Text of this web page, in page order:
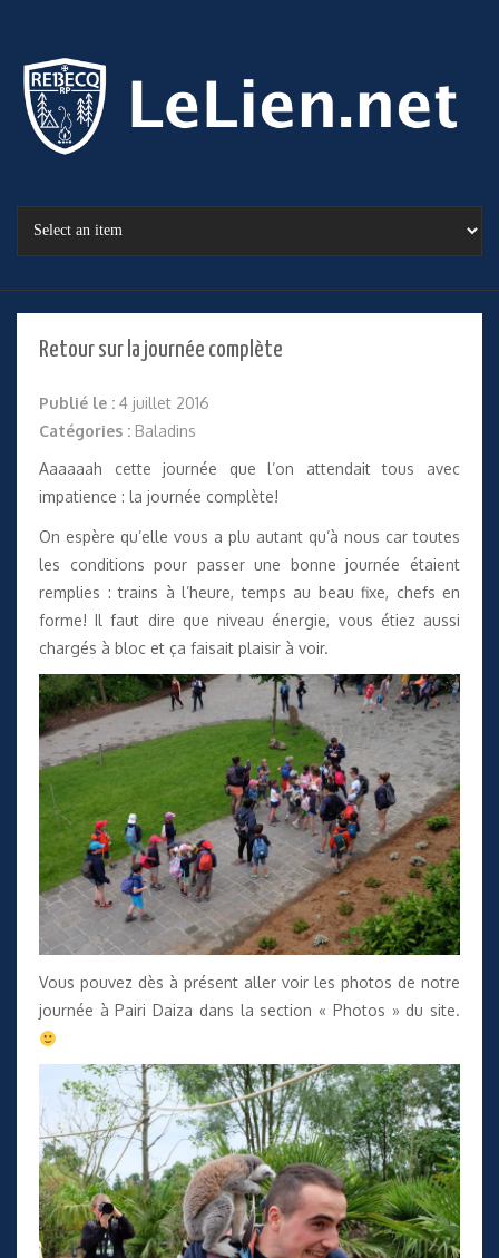
Retour sur la journée complète
Publié le : 4 juillet 2016
Catégories : Baladins
Aaaaaah cette journée que l’on attendait tous avec
impatience : la journée complète!
On espère qu’elle vous a plu autant qu’à nous car toutes
les conditions pour passer une bonne journée étaient
remplies : trains à l’heure, temps au beau fixe, chefs en
forme! Il faut dire que niveau énergie, vous étiez aussi
chargés à bloc et ça faisait plaisir à voir.
Vous pouvez dès à présent aller voir les photos de notre
journée à Pairi Daiza dans la section « Photos » du site.